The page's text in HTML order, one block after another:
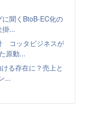
聞くBtoB-EC化の
...
コッタビジネスが
原動...
る存在に？売上と
...